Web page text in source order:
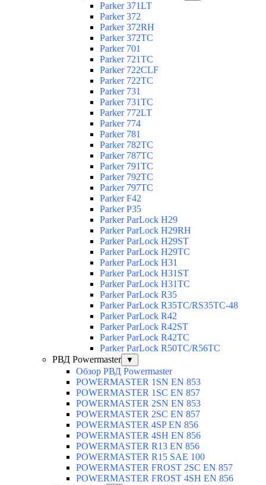
Parker 371LT
Parker 372
Parker 372RH
Parker 372TC
Parker 701
Parker 721TC
Parker 722CLF
Parker 722TC
Parker 731
Parker 731TC
Parker 772LT
Parker 774
Parker 781
Parker 782TC
Parker 787TC
Parker 791TC
Parker 792TC
Parker 797TC
Parker F42
Parker P35
Parker ParLock H29
Parker ParLock H29RH
Parker ParLock H29ST
Parker ParLock H29TC
Parker ParLock H31
Parker ParLock H31ST
Parker ParLock H31TC
Parker ParLock R35
Parker ParLock R35TC/RS35TC-48
Parker ParLock R42
Parker ParLock R42ST
Parker ParLock R42TC
Parker ParLock R50TC/R56TC
РВД Powermaster
▼
Обзор РВД Powermaster
POWERMASTER 1SN EN 853
POWERMASTER 1SC EN 857
POWERMASTER 2SN EN 853
POWERMASTER 2SC EN 857
POWERMASTER 4SP EN 856
POWERMASTER 4SH EN 856
POWERMASTER R13 EN 856
POWERMASTER R15 SAE 100
POWERMASTER FROST 2SC EN 857
POWERMASTER FROST 4SH EN 856